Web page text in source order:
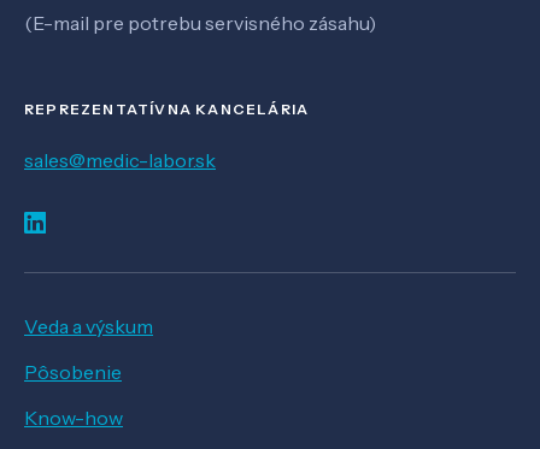
(E-mail pre potrebu servisného zásahu)
REPREZENTATÍVNA KANCELÁRIA
sales@medic-labor.sk
Veda a výskum
Pôsobenie
Know-how